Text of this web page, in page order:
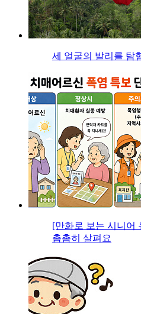
세 얼굴의 발리를 탐
[만화로 보는 시니어
촘촘히 살펴요